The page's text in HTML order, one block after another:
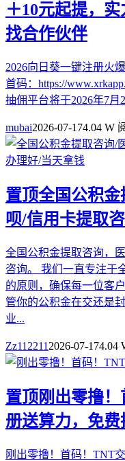
＋10元起提，
找合作伙伴
2026向日葵一键注册火
首码：https://
抽佣平台将于2026年7月
mubai2026-07-174.04 W
置顶全国公积
呗/信用卡提取
全国公积金提取咨询，
咨询。 我们一直专注于
的原则，确保每一位客
管你的公积金在交还是
业...
Zz112211 2026-07-174.04
置顶刚出零撸
册送算力，免费
刚出零撸！首码！TNT